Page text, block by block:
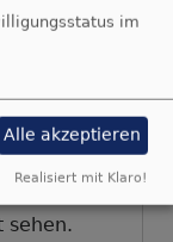
sehen.
im
Alle akzeptieren
Realisiert mit Klaro!